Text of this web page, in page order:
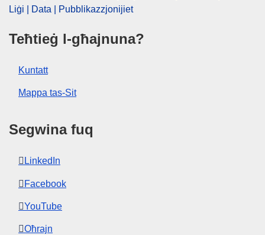
Liġi | Data | Pubblikazzjonijiet
Teħtieġ l-għajnuna?
Kuntatt
Mappa tas-Sit
Segwina fuq
LinkedIn
Facebook
YouTube
Oħrajn